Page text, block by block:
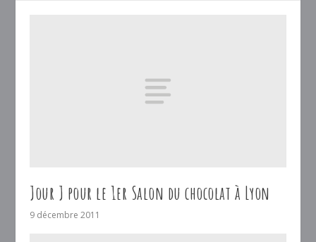
Jour J pour le 1er Salon du chocolat à Lyon
9 décembre 2011